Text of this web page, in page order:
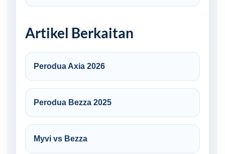
Artikel Berkaitan
Perodua Axia 2026
Perodua Bezza 2025
Myvi vs Bezza